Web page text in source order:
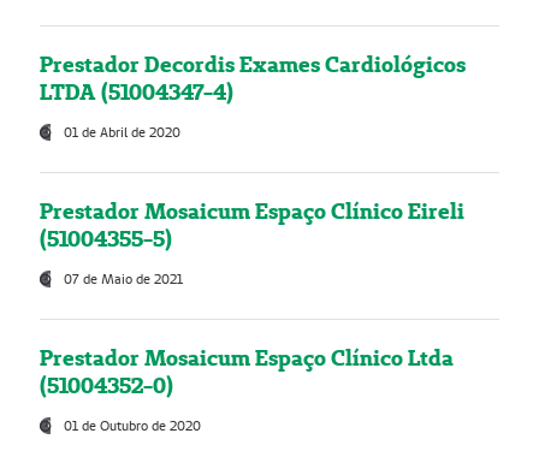
Prestador Decordis Exames Cardiológicos
LTDA (51004347-4)
01 de Abril de 2020
Prestador Mosaicum Espaço Clínico Eireli
(51004355-5)
07 de Maio de 2021
Prestador Mosaicum Espaço Clínico Ltda
(51004352-0)
01 de Outubro de 2020